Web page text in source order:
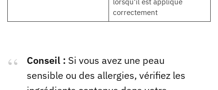
lorsqu'il est appliqué
correctement
Conseil : Si vous avez une peau
sensible ou des allergies, vérifiez les